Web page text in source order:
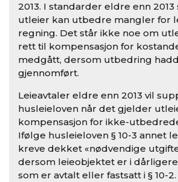
2013. I standarder eldre enn
utleier kan utbedre mangler for
regning. Det står ikke noe om
rett til kompensasjon for
medgått, dersom utbedring
gjennomført.
Leieavtaler eldre enn 2013 vil
husleieloven når det gjelder
kompensasjon for ikke-
Ifølge husleieloven § 10-3 annet
kreve dekket «nødvendige
dersom leieobjektet er i
som er avtalt eller fastsatt i § 10-